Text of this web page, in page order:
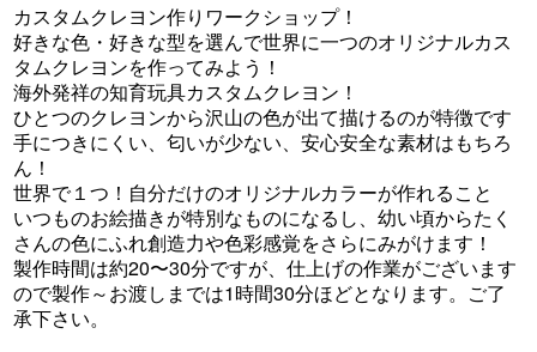
カスタムクレヨン作りワークショップ！
好きな色・好きな型を選んで世界に一つのオリジナルカス
タムクレヨンを作ってみよう！
海外発祥の知育玩具カスタムクレヨン！
ひとつのクレヨンから沢山の色が出て描けるのが特徴です
手につきにくい、匂いが少ない、安心安全な素材はもちろ
ん！
世界で１つ！自分だけのオリジナルカラーが作れること
いつものお絵描きが特別なものになるし、幼い頃からたく
さんの色にふれ創造力や色彩感覚をさらにみがけます！
製作時間は約20〜30分ですが、仕上げの作業がございます
ので製作～お渡しまでは1時間30分ほどとなります。ご了
承下さい。